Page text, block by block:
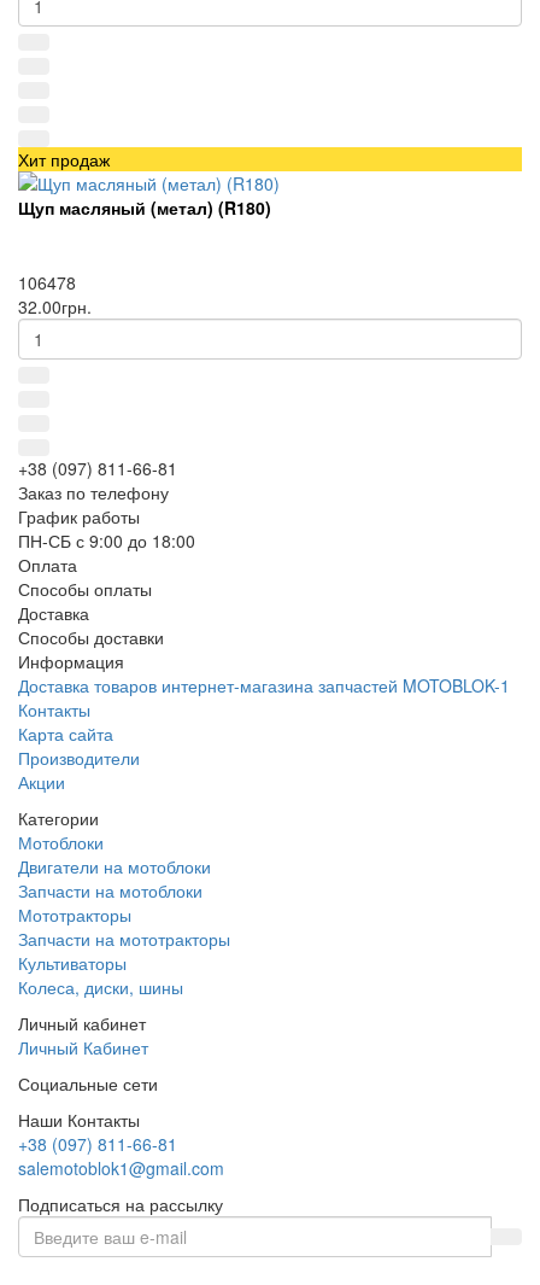
Хит продаж
Щуп масляный (метал) (R180)
106478
32.00грн.
+38 (097) 811-66-81
Заказ по телефону
График работы
ПН-СБ с 9:00 до 18:00
Оплата
Способы оплаты
Доставка
Способы доставки
Информация
Доставка товаров интернет-магазина запчастей MOTOBLOK-1
Контакты
Карта сайта
Производители
Акции
Категории
Мотоблоки
Двигатели на мотоблоки
Запчасти на мотоблоки
Мототракторы
Запчасти на мототракторы
Культиваторы
Колеса, диски, шины
Личный кабинет
Личный Кабинет
Социальные сети
Наши Контакты
+38 (097) 811-66-81
salemotoblok1@gmail.com
Подписаться на рассылку